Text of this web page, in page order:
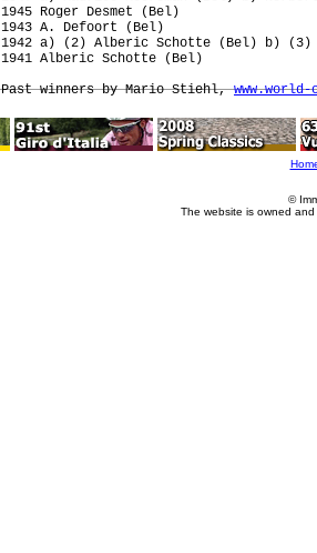
1945 Roger Desmet (Bel)
1943 A. Defoort (Bel)
1942 a) (2) Alberic Schotte (Bel) b) (3)
1941 Alberic Schotte (Bel)
Past winners by Mario Stiehl,
©
The website is owned